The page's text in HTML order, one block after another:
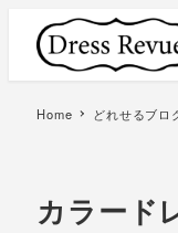
Home どれせるブロ
カラード